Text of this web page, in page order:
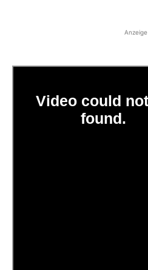
Anzeige